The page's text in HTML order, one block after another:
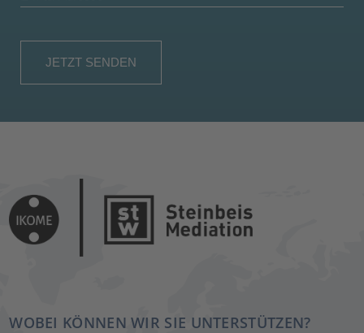
WOBEI KÖNNEN WIR SIE UNTERSTÜTZEN?